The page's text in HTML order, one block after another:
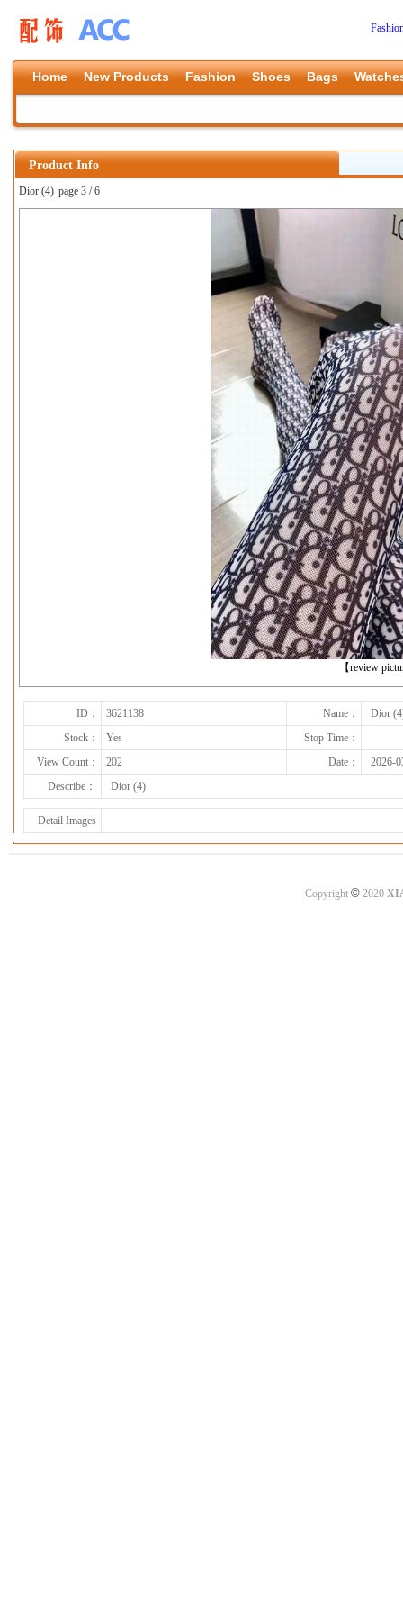
Home New Products Fashion Shoes Bags
Product Info
Dior (4) page 3 / 6
【review
下一张
ID： 3621138 Name：
Dior
Stock：
Yes
Stop Time：
View Count：
202 Date：
2026-
Describe：
Dior (4)
Detail Images
Copyright ©2020